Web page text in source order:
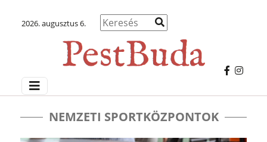
2026. augusztus 6.
NEMZETI SPORTKÖZPONTOK